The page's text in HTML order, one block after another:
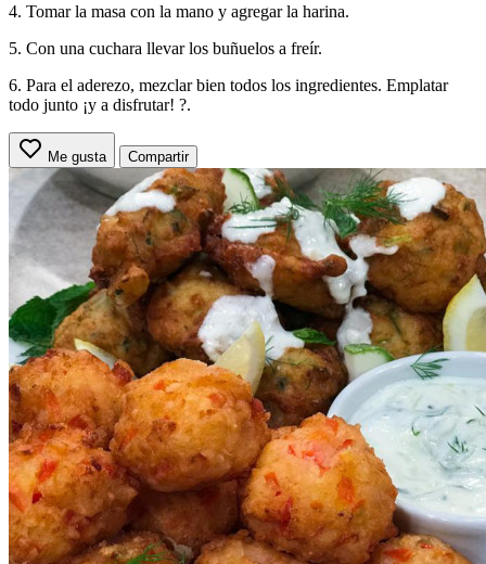
4. Tomar la masa con la mano y agregar la harina.
5. Con una cuchara llevar los buñuelos a freír.
6. Para el aderezo, mezclar bien todos los ingredientes. Emplatar
todo junto ¡y a disfrutar! ?.
Me gusta Compartir